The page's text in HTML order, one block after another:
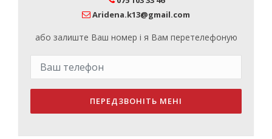
Aridena.k13@gmail.com
або залиште Ваш номер і я Вам перетелефоную
ПЕРЕДЗВОНІТЬ МЕНІ